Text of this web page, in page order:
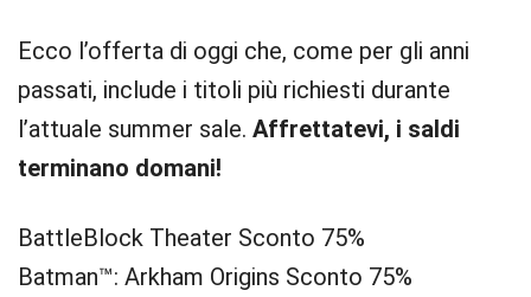
Ecco l’offerta di oggi che, come per gli anni
passati, include i titoli più richiesti durante
l’attuale summer sale. Affrettatevi, i saldi
terminano domani!
BattleBlock Theater Sconto 75%
Batman™: Arkham Origins Sconto 75%